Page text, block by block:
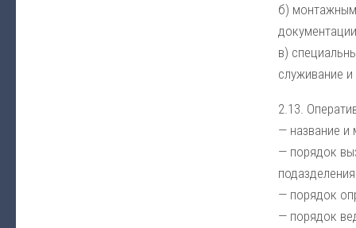
б) мон­таж­ным
в)
слу­жи­ва­ние
2.13.
— на­зва­ние
— по­ря­док
— по­ря­док
— по­ря­док